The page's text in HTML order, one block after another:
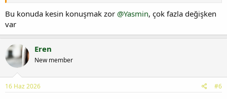
Bu konuda kesin konuşmak zor @Yasmin, çok fazla değişken
var
Eren
New member
16 Haz 2026 #6